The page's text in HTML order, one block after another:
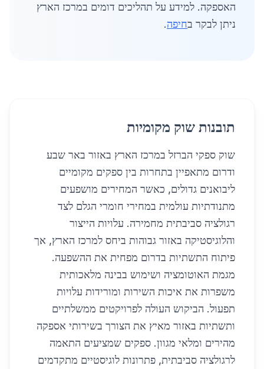
האספקה. למידע על תהליכים דומים במרכז הארץ
ניתן לבקר בחיפה.
תובנות שוק מקומיות
שוק ספקי הברזל במרכז הארץ באזור באר שבע
ודרום מתאפיין בתחרות בין ספקים מקומיים
ליבואנים גדולים, כאשר המחירים מושפעים
מתנודתיות עולמית במחירי חומרי הגלם לצד
רגולציה סביבתית מחמירה. עלויות הייצור
והלוגיסטיקה באזור גבוהות ביחס למרכז הארץ, אך
פיתוח התשתיות בדרום מפחית את ההשפעה.
מגמת האוטומציה ושימוש בבינה מלאכותית
משפרות את איכות השירות ומורידות עלויות
תפעול. הביקוש העולה לפרויקטים ממשלתיים
ותשתיות באזור מאיץ את הצורך בשירותי אספקה
מהירים ומלאי מגוון. ספקים שמציעים התאמה
לרגולציה סביבתית, פתרונות לוגיסטיים מתקדמים